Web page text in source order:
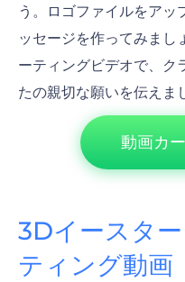
う。ロゴファイルをアッ
ッセージを作ってみまし
ーティングビデオで、ク
たの親切な願いを伝えま
動画カ
3Dイースタ
ティング動画